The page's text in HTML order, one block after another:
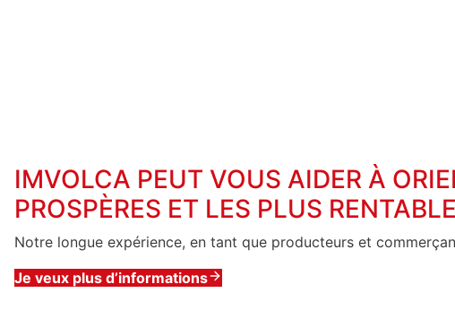
IMVOLCA PEUT VOUS AIDER À
PROSPÈRES ET LES PLUS
Notre longue expérience, en tant que producteurs et
Je veux plus d’informations